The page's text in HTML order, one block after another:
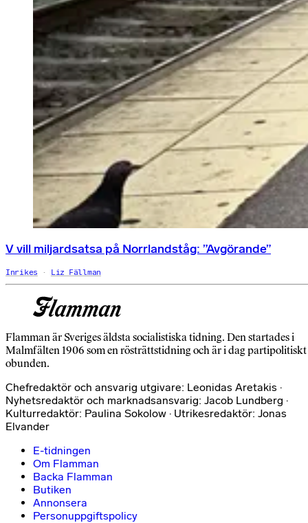
V vill miljardsatsa på Norrlandståg: ”Avgörande”
Inrikes Liz Fällman
Flamman är Sveriges äldsta socialistiska tidning. Den startades i
Malmfälten 1906 som en rösträttstidning och är i dag partipolitiskt
obunden.
Chefredaktör och ansvarig utgivare: Leonidas Aretakis ·
Nyhetsredaktör och marknadsansvarig: Jacob Lundberg ·
Kulturredaktör: Paulina Sokolow · Utrikesredaktör: Jonas
Elvander
E-tidningen
Om Flamman
Backa Flamman
Butiken
Annonsera
Personuppgiftspolicy